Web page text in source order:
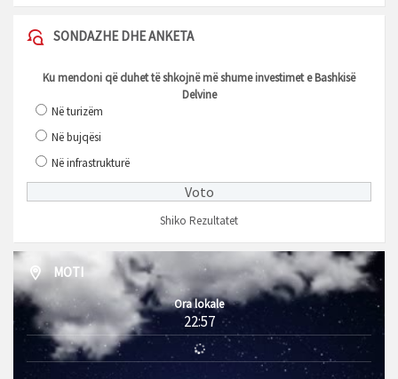
SONDAZHE DHE ANKETA
Ku mendoni që duhet të shkojnë më shume investimet e Bashkisë
Delvine
Në turizëm
Në bujqësi
Në infrastrukturë
Shiko Rezultatet
MOTI
Ora lokale
22:57